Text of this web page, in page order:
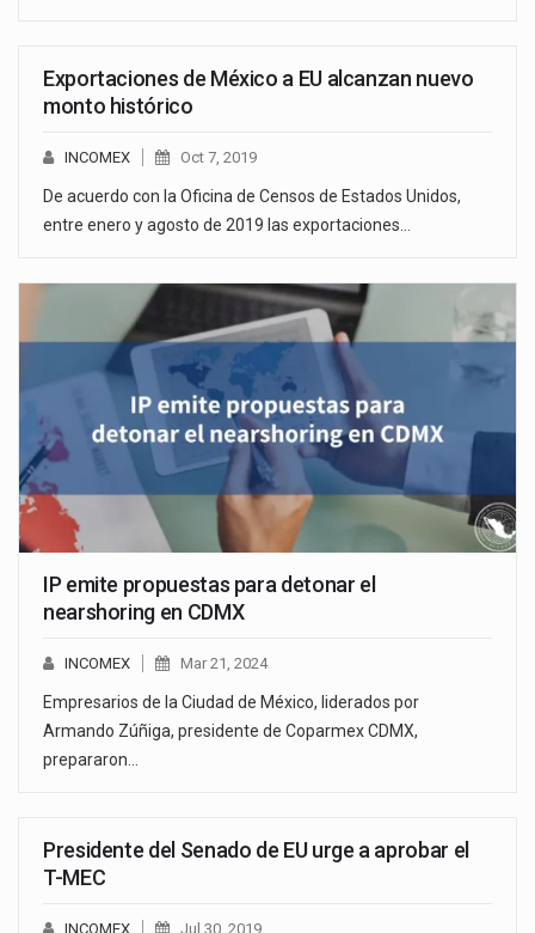
Exportaciones de México a EU alcanzan nuevo
monto histórico
INCOMEX Oct 7, 2019
De acuerdo con la Oficina de Censos de Estados Unidos,
entre enero y agosto de 2019 las exportaciones…
IP emite propuestas para detonar el
nearshoring en CDMX
INCOMEX Mar 21, 2024
Empresarios de la Ciudad de México, liderados por
Armando Zúñiga, presidente de Coparmex CDMX,
prepararon…
Presidente del Senado de EU urge a aprobar el
T-MEC
INCOMEX Jul 30, 2019